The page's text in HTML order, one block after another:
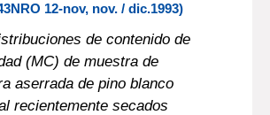
12-nov, nov. / dic.1993)
de contenido de
(MC) de muestra de
aserrada de pino blanco
recientemente secados